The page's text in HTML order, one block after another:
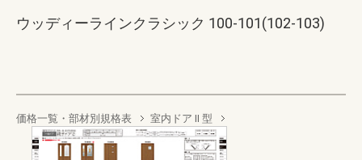
ウッディーラインクラシック 100-101(102-103)
価格一覧・部材別規格表 室内ドア II 型